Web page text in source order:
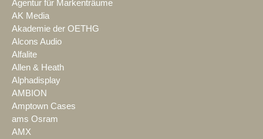
Agentur für Markenträume
AK Media
Akademie der OETHG
Alcons Audio
Alfalite
Allen & Heath
Alphadisplay
AMBION
Amptown Cases
ams Osram
AMX